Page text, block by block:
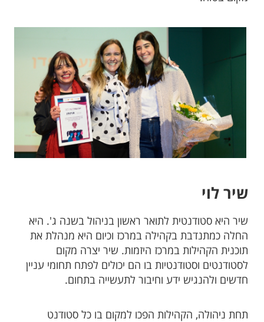
שיר לוי
שיר היא סטודנטית לתואר ראשון בניהול בשנה ג'. היא
החלה כמתנדבת בקהילה במרכז וכיום היא מנהלת את
תוכנית הקהילות במרכז היזמות. שיר יצרה מקום
לסטודנטים וסטודנטיות בו הם יכולים לפתח תחומי עניין
חדשים ולהנגיש ידע וחיבור לתעשייה בתחום.
תחת ניהולה, הקהילות הפכו למקום בו כל סטודנט